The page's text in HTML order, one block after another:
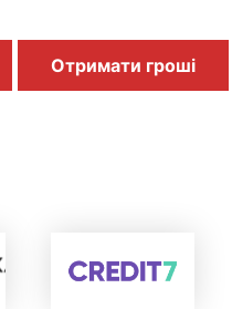
Отримати гроші